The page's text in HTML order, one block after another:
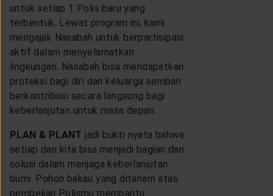
untuk setiap 1 Polis baru yang
terbentuk. Lewat program ini, kami
mengajak Nasabah untuk berpartisipasi
aktif dalam menyelamatkan
lingkungan. Nasabah bisa mendapatkan
proteksi bagi diri dan keluarga sembari
berkontribusi secara langsung bagi
keberlanjutan untuk masa depan.
PLAN & PLANT jadi bukti nyata bahwa
setiap dari kita bisa menjadi bagian dari
solusi dalam menjaga keberlanjutan
bumi. Pohon bakau yang ditanam atas
pembelian Polismu membantu